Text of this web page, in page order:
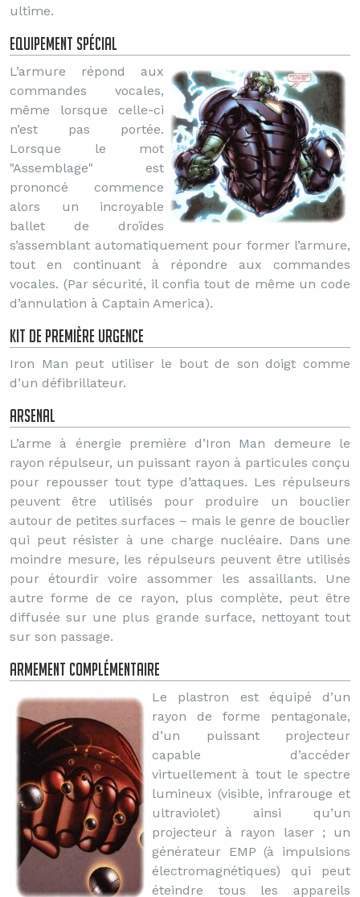
ultime.
Equipement spécial
L’armure répond aux
commandes vocales,
même lorsque celle-ci
n’est pas portée.
Lorsque le mot
"Assemblage" est
prononcé commence
alors un incroyable
ballet de droïdes
s’assemblant automatiquement pour former l’armure,
tout en continuant à répondre aux commandes
vocales. (Par sécurité, il confia tout de même un code
d’annulation à Captain America).
Kit de première urgence
Iron Man peut utiliser le bout de son doigt comme
d’un défibrillateur.
Arsenal
L’arme à énergie première d’Iron Man demeure le
rayon répulseur, un puissant rayon à particules conçu
pour repousser tout type d’attaques. Les répulseurs
peuvent être utilisés pour produire un bouclier
autour de petites surfaces – mais le genre de bouclier
qui peut résister à une charge nucléaire. Dans une
moindre mesure, les répulseurs peuvent être utilisés
pour étourdir voire assommer les assaillants. Une
autre forme de ce rayon, plus complète, peut être
diffusée sur une plus grande surface, nettoyant tout
sur son passage.
Armement complémentaire
Le plastron est équipé d’un
rayon de forme pentagonale,
d’un puissant projecteur
capable d’accéder
virtuellement à tout le spectre
lumineux (visible, infrarouge et
ultraviolet) ainsi qu’un
projecteur à rayon laser ; un
générateur EMP (à impulsions
électromagnétiques) qui peut
éteindre tous les appareils